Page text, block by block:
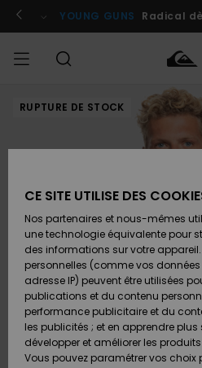
l'information
le
Se connecter / s'inscrire
YOUNG GUNS Radical
HOMME Vêtements
Chaussures
& Tongs
Surf
Snow
Vêtements
Chaussures
& Tongs
Surf
Snow
FEMME
Shop
A
Découvrir
Snow
SURF
Surf
Shop
Homme
Surf
Shop
Enfant
Highlights
SNOW
Snow
Shop
Homme
Snow
Shop
Enfant
Snow
Shop
Femme
OUTLET
Outlet
Homme
Enfant
Outlet
Femme
Accéder à
commande
Retours
Paiement
Carte
Cadeau
RUPTURE DE STOCK
CE SITE UTILISE DES
Nos partenaires et nous-mêmes
une technologie équivalente pour
des informations sur votre
personnelles (comme vos
adresse IP) peuvent être utilisées
publications et du contenu
performance publicitaire et du
les publicités ; et en apprendre
développer et améliorer les
Vous pouvez paramétrer vos choix